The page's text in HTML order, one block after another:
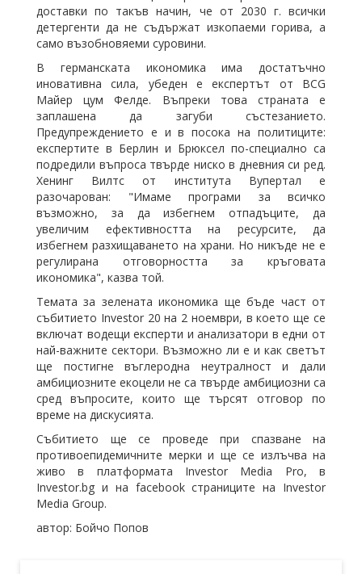
доставки по такъв начин, че от 2030 г. всички
детергенти да не съдържат изкопаеми горива, а
само възобновяеми суровини.
В германската икономика има достатъчно
иновативна сила, убеден е експертът от BCG
Майер цум Фелде. Въпреки това страната е
заплашена да загуби състезанието.
Предупреждението е и в посока на политиците:
експертите в Берлин и Брюксел по-специално са
подредили въпроса твърде ниско в дневния си ред.
Хенинг Вилтс от института Вупертал е
разочарован: "Имаме програми за всичко
възможно, за да избегнем отпадъците, да
увеличим ефективността на ресурсите, да
избегнем разхищаването на храни. Но никъде не е
регулирана отговорността за кръговата
икономика", казва той.
Темата за зелената икономика ще бъде част от
събитието Investor 20 на 2 ноември, в което ще се
включат водещи експерти и анализатори в едни от
най-важните сектори. Възможно ли е и как светът
ще постигне въглеродна неутралност и дали
амбициозните екоцели не са твърде амбициозни са
сред въпросите, които ще търсят отговор по
време на дискусията.
Събитието ще се проведе при спазване на
противоепидемичните мерки и ще се излъчва на
живо в платформата Investor Media Pro, в
Investor.bg и на facebook страниците на Investor
Media Group.
автор: Бойчо Попов